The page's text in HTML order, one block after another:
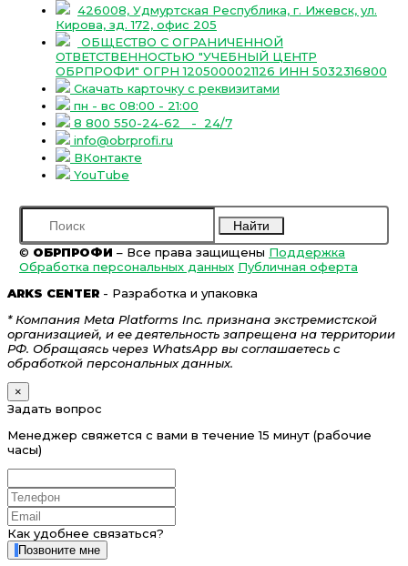
426008, Удмуртская Республика, г. Ижевск, ул.
Кирова, зд. 172, офис 205
ОБЩЕСТВО С ОГРАНИЧЕННОЙ
ОТВЕТСТВЕННОСТЬЮ "УЧЕБНЫЙ ЦЕНТР
ОБРПРОФИ" ОГРН 1205000021126 ИНН 5032316800
Скачать карточку с реквизитами
пн - вс 08:00 - 21:00
8 800 550-24-62
- 24/7
info@obrprofi.ru
ВКонтакте
YouTube
Найти
© ОБРПРОФИ – Все права защищены Поддержка
Обработка персональных данных Публичная оферта
ARKS CENTER - Разработка и упаковка
* Компания Meta Platforms Inc. признана экстремистской
организацией, и ее деятельность запрещена на территории
РФ. Обращаясь через WhatsApp вы соглашаетесь с
обработкой персональных данных.
×
Задать вопрос
Менеджер свяжется с вами в течение 15 минут (рабочие
часы)
Как удобнее связаться?
Позвоните мне